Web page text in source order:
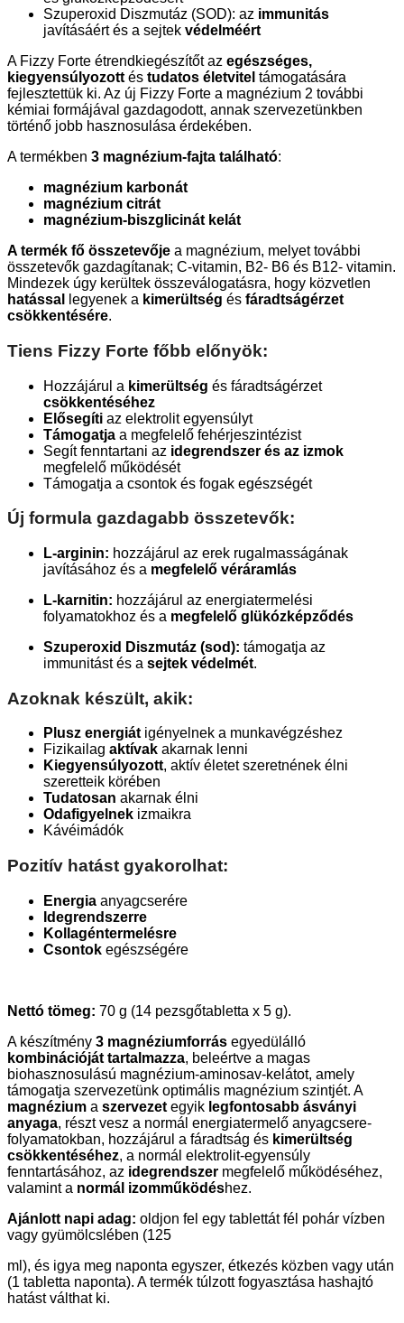
Szuperoxid Diszmutáz (SOD): az immunitás
javításáért és a sejtek védelméért
A Fizzy Forte étrendkiegészítőt az egészséges,
kiegyensúlyozott és tudatos életvitel támogatására
fejlesztettük ki. Az új Fizzy Forte a magnézium 2 további
kémiai formájával gazdagodott, annak szervezetünkben
történő jobb hasznosulása érdekében.
A termékben 3 magnézium‑fajta található:
magnézium karbonát
magnézium citrát
magnézium-biszglicinát kelát
A termék fő összetevője a magnézium, melyet további
összetevők gazdagítanak; C-vitamin, B2- B6 és B12- vitamin.
Mindezek úgy kerültek összeválogatásra, hogy közvetlen
hatással
legyenek a kimerültség és fáradtságérzet
csökkentésére.
Tiens Fizzy Forte főbb előnyök:
Hozzájárul a kimerültség és fáradtságérzet
csökkentéséhez
Elősegíti az elektrolit egyensúlyt
Támogatja a megfelelő fehérjeszintézist
Segít fenntartani az idegrendszer és az izmok
megfelelő működését
Támogatja a csontok és fogak egészségét
Új formula gazdagabb összetevők:
L-arginin: hozzájárul az erek rugalmasságának
javításához és a megfelelő véráramlás
L-karnitin: hozzájárul az energiatermelési
folyamatokhoz és a megfelelő glükózképződés
Szuperoxid Diszmutáz (sod): támogatja az
immunitást és a sejtek védelmét.
Azoknak készült, akik:
Plusz energiát igényelnek a munkavégzéshez
Fizikailag aktívak akarnak lenni
Kiegyensúlyozott, aktív életet szeretnének élni
szeretteik körében
Tudatosan akarnak élni
Odafigyelnek izmaikra
Kávéimádók
Pozitív hatást gyakorolhat:
Energia anyagcserére
Idegrendszerre
Kollagéntermelésre
Csontok egészségére
Nettó tömeg: 70 g (14 pezsgőtabletta x 5 g).
A készítmény 3 magnéziumforrás egyedülálló
kombinációját tartalmazza, beleértve a magas
biohasznosulású magnézium-aminosav-kelátot, amely
támogatja szervezetünk optimális magnézium szintjét. A
magnézium a szervezet egyik legfontosabb ásványi
anyaga, részt vesz a normál energiatermelő anyagcsere-
folyamatokban, hozzájárul a fáradtság és kimerültség
csökkentéséhez, a normál elektrolit-egyensúly
fenntartásához, az idegrendszer megfelelő működéséhez,
valamint a normál izomműködéshez.
Ajánlott napi adag: oldjon fel egy tablettát fél pohár vízben
vagy gyümölcslében (125
ml), és igya meg naponta egyszer, étkezés közben vagy után
(1 tabletta naponta). A termék túlzott fogyasztása hashajtó
hatást válthat ki.